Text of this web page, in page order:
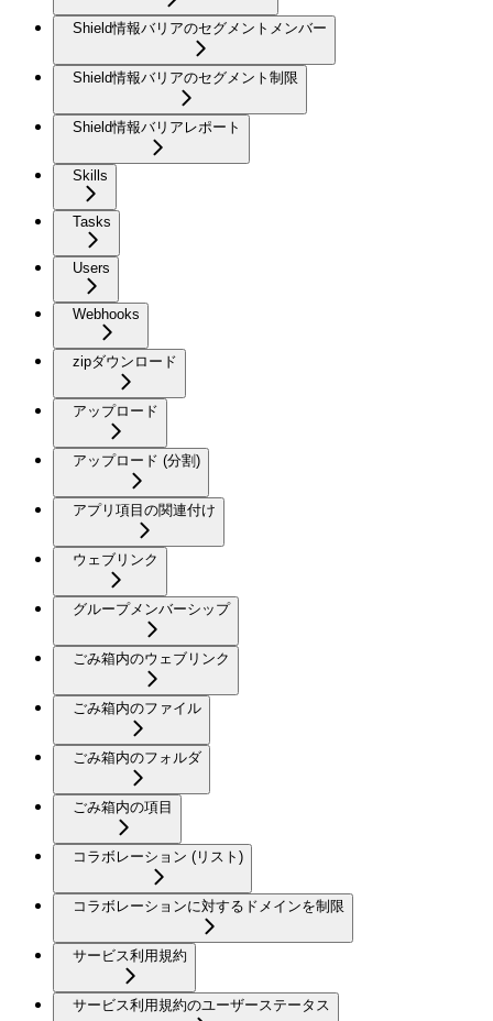
Shield情報バリアのセグメントメンバー
Shield情報バリアのセグメント制限
Shield情報バリアレポート
Skills
Tasks
Users
Webhooks
zipダウンロード
アップロード
アップロード (分割)
アプリ項目の関連付け
ウェブリンク
グループメンバーシップ
ごみ箱内のウェブリンク
ごみ箱内のファイル
ごみ箱内のフォルダ
ごみ箱内の項目
コラボレーション (リスト)
コラボレーションに対するドメインを制限
サービス利用規約
サービス利用規約のユーザーステータス